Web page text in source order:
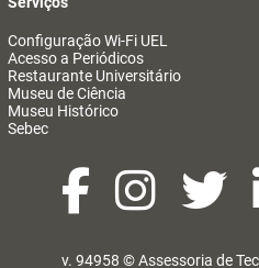
Configuração Wi-Fi UEL
Acesso a Periódicos
Restaurante Universitário
Museu de Ciência
Museu Histórico
Sebec
v. 94958 ©Assessoria de